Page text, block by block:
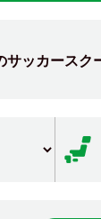
サッカースク